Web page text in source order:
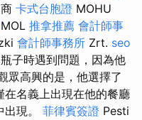
卡式台胞證 MOHU
MOL 推拿推薦 會計師事
會計師事務所 Zrt. seo
子時遇到問題，因為他
眾高興的是，他選擇了
在名義上出現在他的餐廳
現。 菲律賓簽證 Pesti